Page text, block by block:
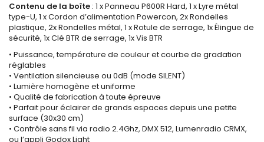
Contenu de la boîte : 1 x Panneau P600R Hard, 1 x Lyre métal
type-U, 1 x Cordon d’alimentation Powercon, 2x Rondelles
plastique, 2x Rondelles métal, 1 x Rotule de serrage, 1x Élingue de
sécurité, 1x Clé BTR de serrage, 1x Vis BTR
• Puissance, température de couleur et courbe de gradation
réglables
• Ventilation silencieuse ou 0dB (mode SILENT)
• Lumière homogène et uniforme
• Qualité de fabrication à toute épreuve
• Parfait pour éclairer de grands espaces depuis une petite
surface (30x30 cm)
• Contrôle sans fil via radio 2.4Ghz, DMX 512, Lumenradio CRMX,
ou l’appli Godox Light